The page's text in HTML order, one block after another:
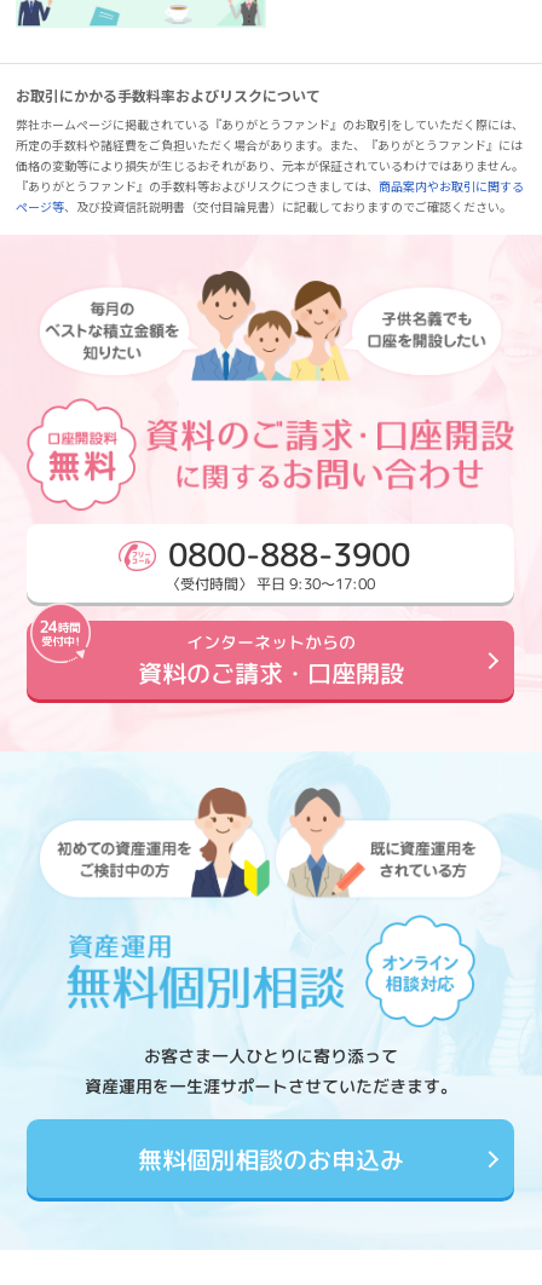
お取引にかかる手数料率およびリスクについて
弊社ホームページに掲載されている『ありがとうファンド』のお取引をしていただく際には、
所定の手数料や諸経費をご負担いただく場合があります。また、『ありがとうファンド』には
価格の変動等により損失が生じるおそれがあり、元本が保証されているわけではありません。
『ありがとうファンド』の手数料等およびリスクにつきましては、商品案内やお取引に関する
ページ等、及び投資信託説明書（交付目論見書）に記載しておりますのでご確認ください。
0800-888-3900
〈受付時間〉 平日 9:30～17:00
インターネットからの
資料のご請求・口座開設
お客さま一人ひとりに寄り添って
資産運用を一生涯サポートさせていただきます。
無料個別相談のお申込み